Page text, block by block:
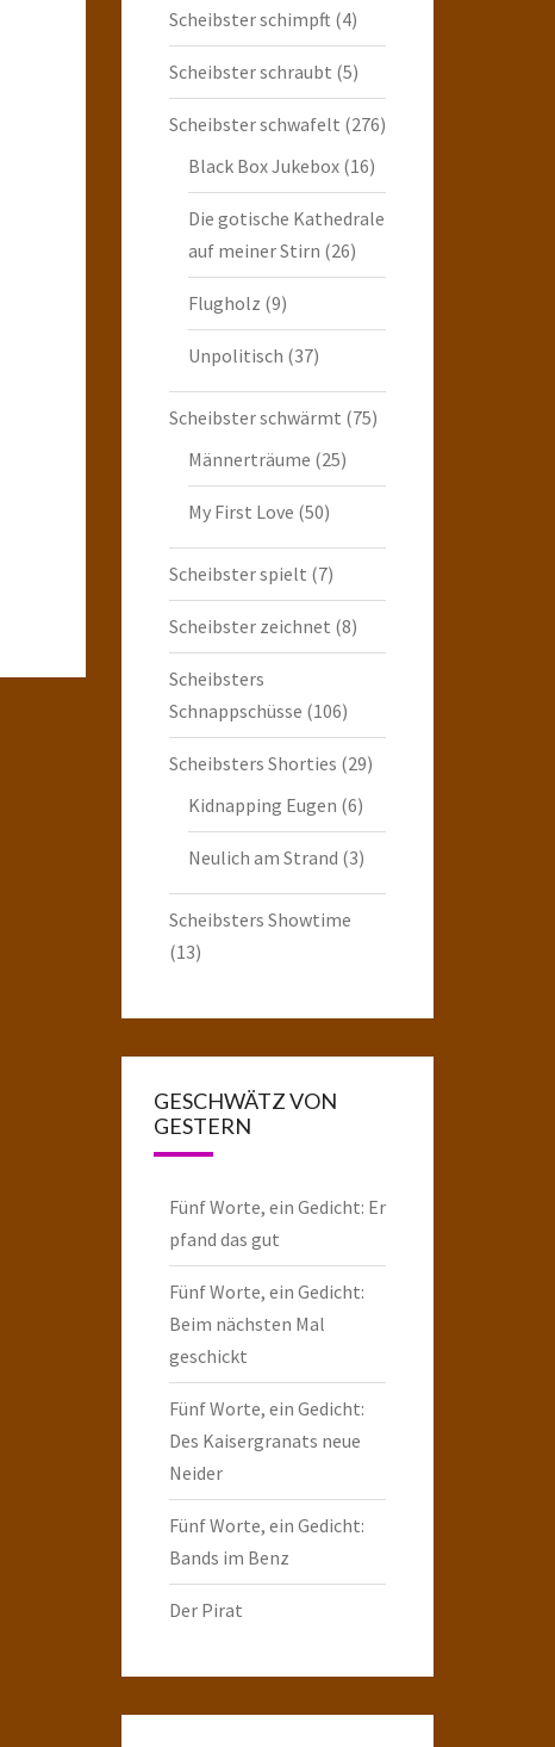
Scheibster schimpft (4)
Scheibster schraubt (5)
Scheibster schwafelt (276)
Black Box Jukebox(16)
Die gotische Kathedrale
auf meiner Stirn (26)
Flugholz (9)
Unpolitisch (37)
Scheibster schwärmt (75)
Männerträume (25)
My First Love (50)
Scheibster spielt (7)
Scheibster zeichnet (8)
Scheibsters
Schnappschüsse (106)
Scheibsters Shorties (29)
Kidnapping Eugen (6)
Neulich am Strand (3)
Scheibsters Showtime
(13)
GESCHWÄTZ VON
GESTERN
Fünf Worte, ein Gedicht: Er
pfand das gut
Fünf Worte, ein Gedicht:
Beim nächsten Mal
geschickt
Fünf Worte, ein Gedicht:
Des Kaisergranats neue
Neider
Fünf Worte, ein Gedicht:
Bands im Benz
Der Pirat